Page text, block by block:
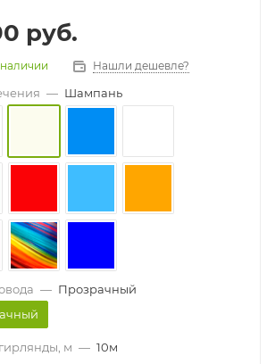
руб.
Нашли дешевле?
— Шампань
— Прозрачный
м — 10м